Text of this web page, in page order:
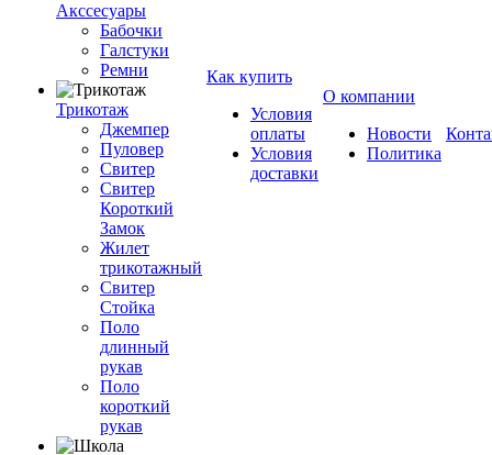
Акссесуары
Бабочки
Галстуки
Ремни
Трикотаж
Джемпер
Пуловер
Свитер
Свитер
Короткий
Замок
Жилет
трикотажный
Свитер
Стойка
Поло
длинный
рукав
Поло
короткий
рукав
Как купить
Условия
оплаты
Условия
доставки
О компании
Новости
Политика